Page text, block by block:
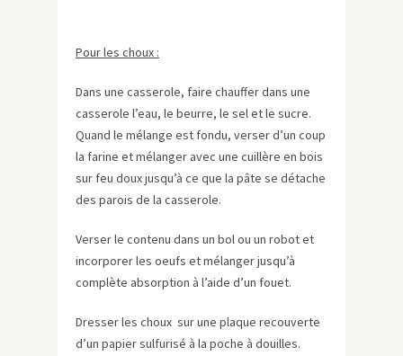
Pour les choux :
Dans une casserole, faire chauffer dans une
casserole l’eau, le beurre, le sel et le sucre.
Quand le mélange est fondu, verser d’un coup
la farine et mélanger avec une cuillère en bois
sur feu doux jusqu’à ce que la pâte se détache
des parois de la casserole.
Verser le contenu dans un bol ou un robot et
incorporer les oeufs et mélanger jusqu’à
complète absorption à l’aide d’un fouet.
Dresser les choux sur une plaque recouverte
d’un papier sulfurisé à la poche à douilles.